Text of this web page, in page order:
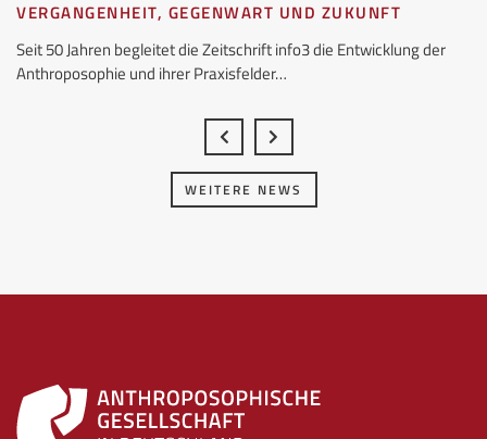
VERGANGENHEIT, GEGENWART UND ZUKUNFT
Seit 50 Jahren begleitet die Zeitschrift info3 die Entwicklung der
Anthroposophie und ihrer Praxisfelder…
WEITERE NEWS